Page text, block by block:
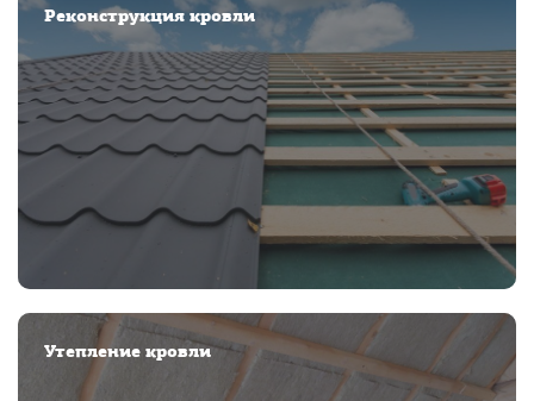
Реконструкция кровли
Утепление кровли